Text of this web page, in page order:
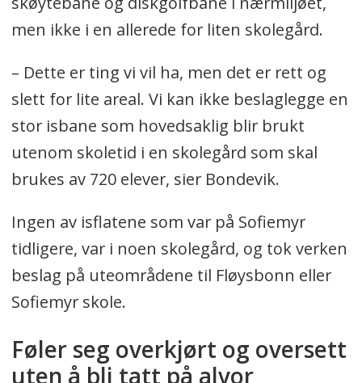
men ikke i en allerede for liten skolegård.
– Dette er ting vi vil ha, men det er rett og
slett for lite areal. Vi kan ikke beslaglegge en
stor isbane som hovedsaklig blir brukt
utenom skoletid i en skolegård som skal
brukes av 720 elever, sier Bondevik.
Ingen av isflatene som var på Sofiemyr
tidligere, var i noen skolegård, og tok verken
beslag på uteområdene til Fløysbonn eller
Sofiemyr skole.
Føler seg overkjørt og oversett
uten å bli tatt på alvor